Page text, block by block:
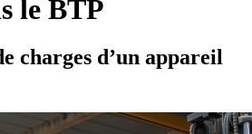
le BTP
charges d’un appareil